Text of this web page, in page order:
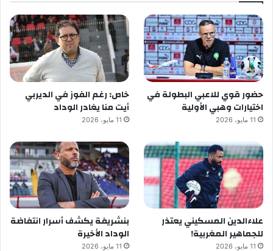
حضور قوي للاعبي البطولة في
اختيارات وهبي الأولية
11 مايو، 2026
خاص: رغم الفوز في الديربي
أيت منا يغادر الوداد
11 مايو، 2026
علاءالدين المسكيني يعتذر
للجماهير المغربية!
11 مايو، 2026
بنشريفة يكشف أسرار انتفاضة
الوداد الأخيرة
11 مايو، 2026